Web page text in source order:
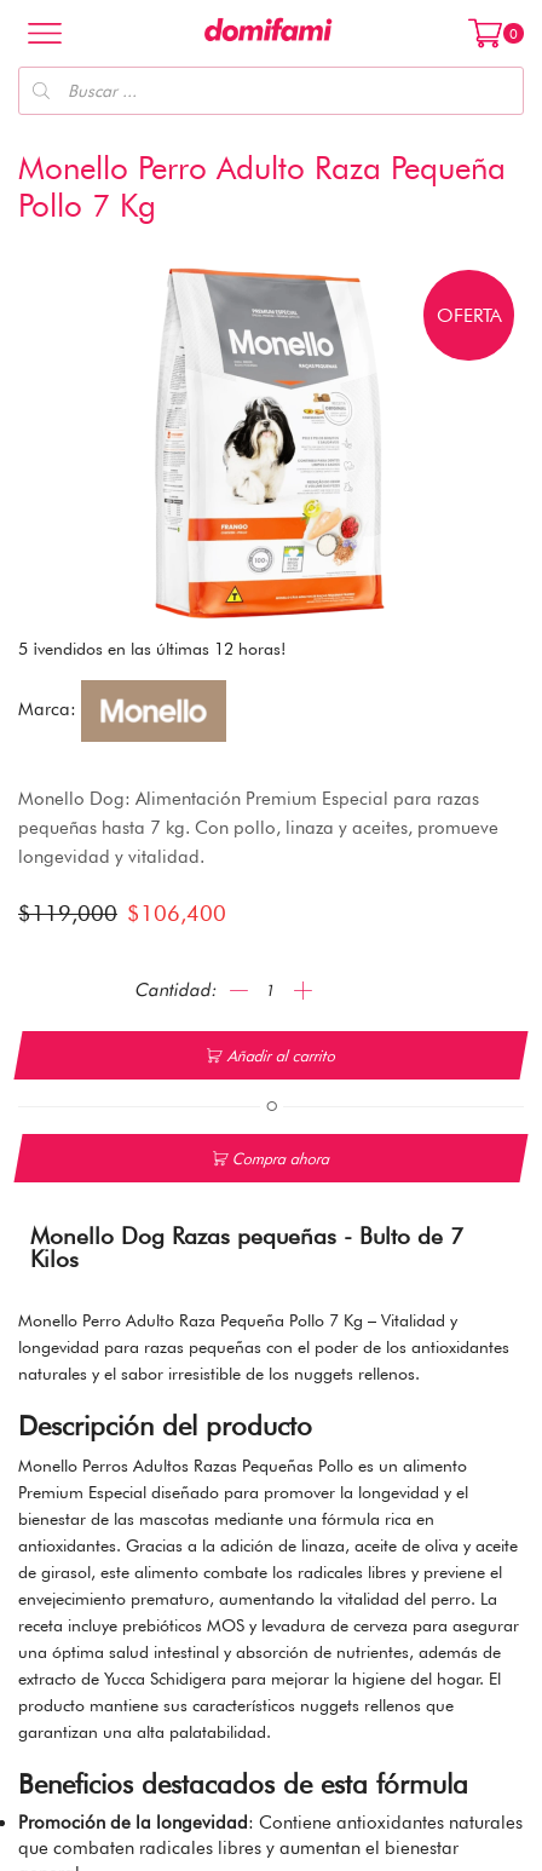
0
Monello Perro Adulto Raza Pequeña
Pollo 7 Kg
OFERTA
5 ¡vendidos en las últimas 12 horas!
Marca:
Monello Dog: Alimentación Premium Especial para razas
pequeñas hasta 7 kg. Con pollo, linaza y aceites, promueve
longevidad y vitalidad.
$119,000 $106,400
Añadir al carrito
O
Compra ahora
Monello Dog Razas pequeñas - Bulto de 7
Kilos
Monello Perro Adulto Raza Pequeña Pollo 7 Kg – Vitalidad y
longevidad para razas pequeñas con el poder de los antioxidantes
naturales y el sabor irresistible de los nuggets rellenos.
Descripción del producto
Monello Perros Adultos Razas Pequeñas Pollo es un alimento
Premium Especial diseñado para promover la longevidad y el
bienestar de las mascotas mediante una fórmula rica en
antioxidantes. Gracias a la adición de linaza, aceite de oliva y aceite
de girasol, este alimento combate los radicales libres y previene el
envejecimiento prematuro, aumentando la vitalidad del perro. La
receta incluye prebióticos MOS y levadura de cerveza para asegurar
una óptima salud intestinal y absorción de nutrientes, además de
extracto de Yucca Schidigera para mejorar la higiene del hogar. El
producto mantiene sus característicos nuggets rellenos que
garantizan una alta palatabilidad.
Beneficios destacados de esta fórmula
Promoción de la longevidad: Contiene antioxidantes naturales
que combaten radicales libres y aumentan el bienestar